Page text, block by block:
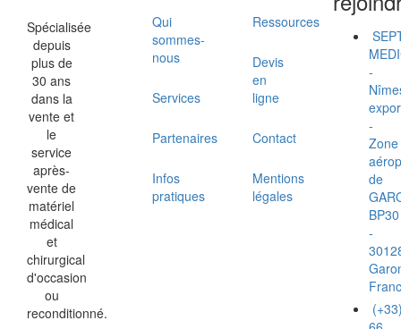
Spécialisée
depuis
plus de
30 ans
dans la
vente et
le
service
après-
vente de
matériel
médical
et
chirurgical
d'occasion
ou
reconditionné.
Qui
sommes-
nous
Services
Partenaires
Infos
pratiques
Ressources
Devis
en
ligne
Contact
Mentions
légales
-
-
Zone
de
BP30
-